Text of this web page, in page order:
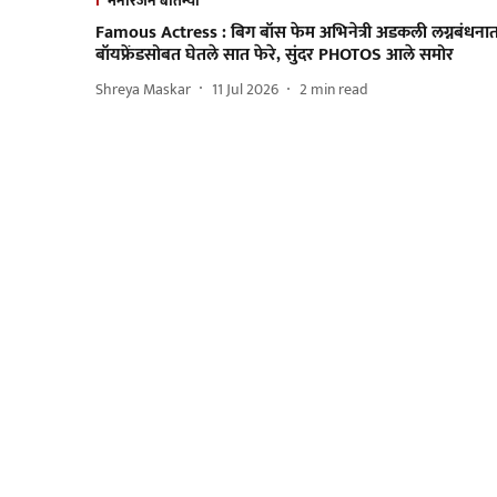
Famous Actress : बिग बॉस फेम अभिनेत्री अडकली
बॉयफ्रेंडसोबत घेतले सात फेरे, सुंदर PHOTOS आले समोर
Shreya Maskar 11 Jul 2026 2min read